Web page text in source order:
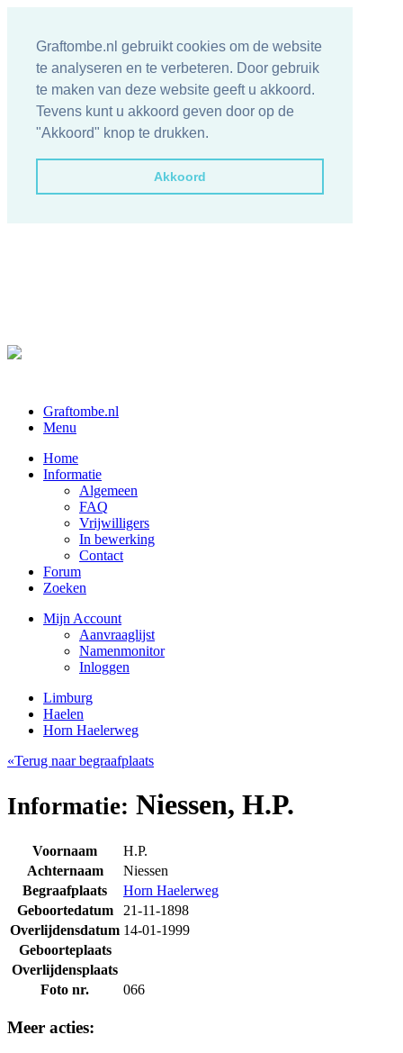
Graftombe.nl gebruikt cookies om de website
te analyseren en te verbeteren. Door gebruik
te maken van deze website geeft u akkoord.
Tevens kunt u akkoord geven door op de
"Akkoord" knop te drukken.
Akkoord
Graftombe.nl
Menu
Home
Informatie
Algemeen
FAQ
Vrijwilligers
In bewerking
Contact
Forum
Zoeken
Mijn Account
Aanvraaglijst
Namenmonitor
Inloggen
Limburg
Haelen
Horn Haelerweg
«Terug naar begraafplaats
Informatie: Niessen, H.P.
Voornaam
H.P.
Achternaam
Niessen
Begraafplaats
Horn Haelerweg
Geboortedatum
21-11-1898
Overlijdensdatum 14-01-1999
Geboorteplaats
Overlijdensplaats
Foto nr.
066
Meer acties: